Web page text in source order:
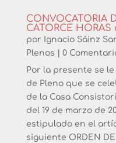
CONVOCATORIA
CATORCE
por Ignacio Sáinz
Plenos | 0
Por la presente se
de Pleno que se
de la Casa
del 19 de marzo de
estipulado en el
siguiente ORDEN